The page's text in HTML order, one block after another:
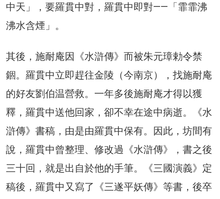
中天」，要羅貫中對，羅貫中即對——「霏霏沸
沸水含煙」。
其後，施耐庵因《水滸傳》而被朱元璋勅令禁
錮。羅貫中立即趕往金陵（今南京），找施耐庵
的好友劉伯温營救。一年多後施耐庵才得以獲
釋，羅貫中送他回家，卻不幸在途中病逝。《水
滸傳》書稿，由是由羅貫中保有。因此，坊間有
說，羅貫中曾整理、修改過《水滸傳》，書之後
三十回，就是出自於他的手筆。《三國演義》定
稿後，羅貫中又寫了《三遂平妖傳》等書，後卒